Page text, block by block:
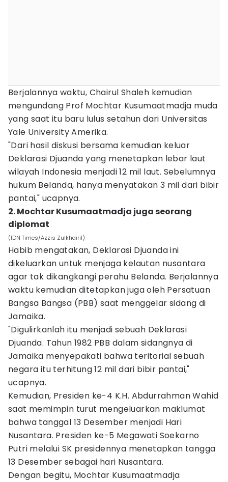
Berjalannya waktu, Chairul Shaleh kemudian
mengundang Prof Mochtar Kusumaatmadja muda
yang saat itu baru lulus setahun dari Universitas
Yale University Amerika.
"Dari hasil diskusi bersama kemudian keluar
Deklarasi Djuanda yang menetapkan lebar laut
wilayah Indonesia menjadi 12 mil laut. Sebelumnya
hukum Belanda, hanya menyatakan 3 mil dari bibir
pantai," ucapnya.
2. Mochtar Kusumaatmadja juga seorang
diplomat
(IDN Times/Azzis Zulkhairil)
Habib mengatakan, Deklarasi Djuanda ini
dikeluarkan untuk menjaga kelautan nusantara
agar tak dikangkangi perahu Belanda. Berjalannya
waktu kemudian ditetapkan juga oleh Persatuan
Bangsa Bangsa (PBB) saat menggelar sidang di
Jamaika.
"Digulirkanlah itu menjadi sebuah Deklarasi
Djuanda. Tahun 1982 PBB dalam sidangnya di
Jamaika menyepakati bahwa teritorial sebuah
negara itu terhitung 12 mil dari bibir pantai,"
ucapnya.
Kemudian, Presiden ke-4 K.H. Abdurrahman Wahid
saat memimpin turut mengeluarkan maklumat
bahwa tanggal 13 Desember menjadi Hari
Nusantara. Presiden ke-5 Megawati Soekarno
Putri melalui SK presidennya menetapkan tangga
13 Desember sebagai hari Nusantara.
Dengan begitu, Mochtar Kusumaatmadja